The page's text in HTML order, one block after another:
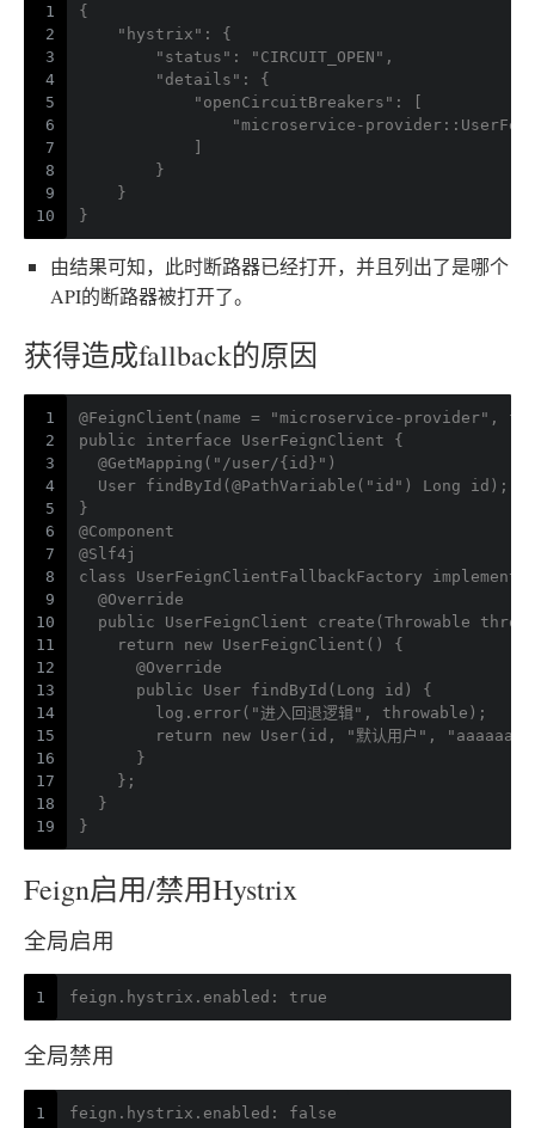
1
2
3
4
5
6
7
8
9
10
{
    "hystrix": {
        "status": "CIRCUIT_OPEN",
        "details": {
            "openCircuitBreakers": [
"microservice-
        }
    }
}
由结果可知，此时断路器已经打开，并且列出了是哪个
API的断路器被打开了。
获得造成fallback的原因
1
2
3
4
5
6
7
8
9
10
11
12
13
14
15
16
17
18
19
@FeignClient(name = "microservice-provider",
public interface UserFeignClient {
  @GetMapping("/user/{id}")
  User findById(@PathVariable("id") Long id);
}
@Component
@Slf4j
class UserFeignClientFallbackFactory
  @Override
public UserFeignClient create(Throwable
    return new UserFeignClient() {
      @Override
      public User findById(Long id) {
        log.error("进入回退逻辑", throwable);
return new User(id, "默认用户",
      }
    };
  }
}
Feign启用/禁用Hystrix
全局启用
1 feign.hystrix.enabled: true
全局禁用
1 feign.hystrix.enabled: false